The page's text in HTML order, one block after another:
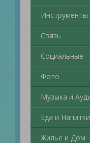
Инструменты
Связь
Социальные
Фото
Музыка и
Еда и Напитки
Жилье и Дом